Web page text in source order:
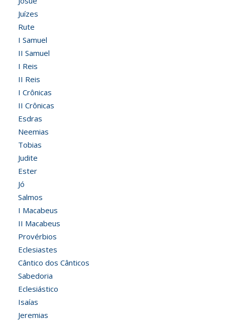
Juízes
Rute
I Samuel
II Samuel
I Reis
II Reis
I Crônicas
II Crônicas
Esdras
Neemias
Tobias
Judite
Ester
Jó
Salmos
I Macabeus
II Macabeus
Provérbios
Eclesiastes
Cântico dos Cânticos
Sabedoria
Eclesiástico
Isaías
Jeremias